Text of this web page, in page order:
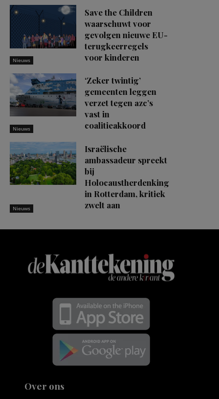
Nieuws
Save the Children
waarschuwt voor
gevolgen nieuwe EU-
terugkeerregels
voor kinderen
Nieuws
‘Zeker twintig’
gemeenten leggen
verzet tegen azc’s
vast in
coalitieakkoord
Nieuws
Israëlische
ambassadeur spreekt
bij
Holocaustherdenking
in Rotterdam, kritiek
zwelt aan
Over ons